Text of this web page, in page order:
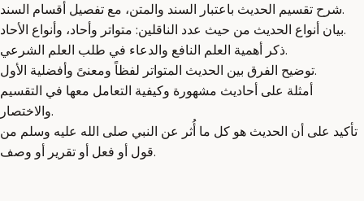
شرح تقسيم الحديث باعتبار السند والمتن، مع تفصيل أقسام السند.
بيان أنواع الحديث من حيث عدد الناقلين: متواتر وأحاد، وأنواع الأحاد.
ذكر أهمية العلم النافع والدعاء في طلب العلم الشرعي.
توضيح الفرق بين الحديث المتواتر لفظاً ومعنىً وأفضلية الأول.
أمثلة على أحاديث مشهورة وكيفية التعامل معها في التقسيم
والاختصار.
تأكيد على أن الحديث هو كل ما أُثر عن النبي صلى الله عليه وسلم من
قول أو فعل أو تقرير أو وصف.